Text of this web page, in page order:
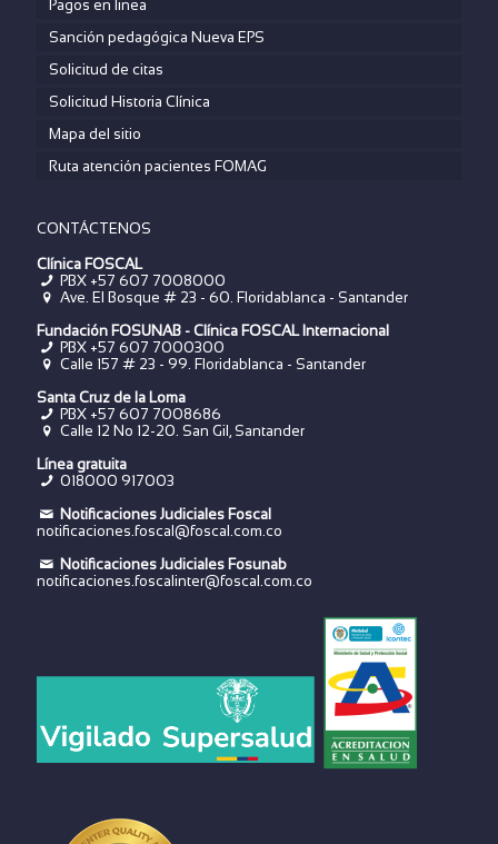
Pagos en linea
Sanción pedagógica Nueva EPS
Solicitud de citas
Solicitud Historia Clínica
Mapa del sitio
Ruta atención pacientes FOMAG
CONTÁCTENOS
Clínica FOSCAL
PBX +57 607 7008000
Ave. El Bosque # 23 - 60. Floridablanca - Santander
Fundación FOSUNAB - Clínica FOSCAL Internacional
PBX +57 607 7000300
Calle 157 # 23 - 99. Floridablanca - Santander
Santa Cruz de la Loma
PBX +57 607 7008686
Calle 12 No 12-20. San Gil, Santander
Línea gratuita
018000 917003
Notificaciones Judiciales Foscal
notificaciones.foscal@foscal.com.co
Notificaciones Judiciales Fosunab
notificaciones.foscalinter@foscal.com.co